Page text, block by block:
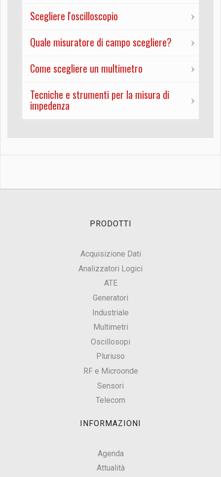
Scegliere l'oscilloscopio
Quale misuratore di campo scegliere?
Come scegliere un multimetro
Tecniche e strumenti per la misura di
impedenza
PRODOTTI
Acquisizione Dati
Analizzatori Logici
ATE
Generatori
Industriale
Multimetri
Oscillosopi
Pluriuso
RF e Microonde
Sensori
Telecom
INFORMAZIONI
Agenda
Attualità